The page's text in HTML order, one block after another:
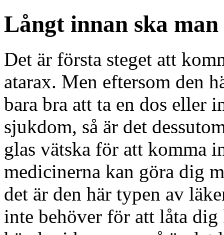
Långt innan ska
Det är första steget att
atarax. Men eftersom den
bara bra att ta en dos eller
sjukdom, så är det
glas vätska för att komma
medicinerna kan göra dig
det är den här typen av
inte behöver för att låta